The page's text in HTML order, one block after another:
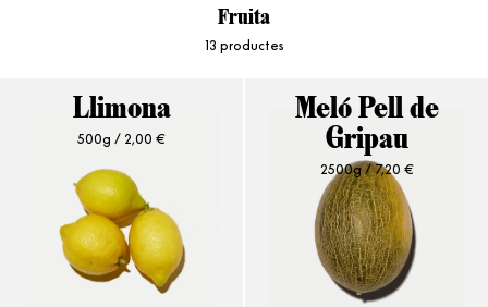
Fruita
13 productes
Llimona
500g /2,00 €
Meló Pell de
Gripau
2500g /7,20 €